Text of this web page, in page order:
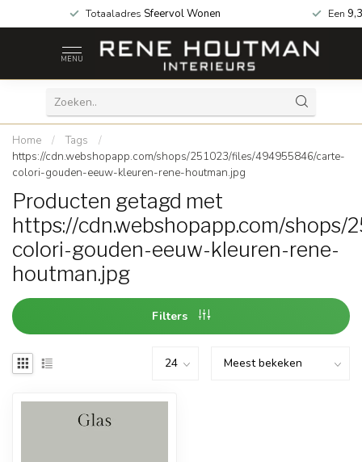
Totaaladres Sfeervol Wonen Een
MENU
Home / Tags
/
https://cdn.webshopapp.com/shops/251023/files/494955846/carte-
colori-gouden-eeuw-kleuren-rene-houtman.jpg
Producten getagd met
https://cdn.webshopapp.com/
colori-gouden-eeuw-kleuren-rene-
houtman.jpg
Filters